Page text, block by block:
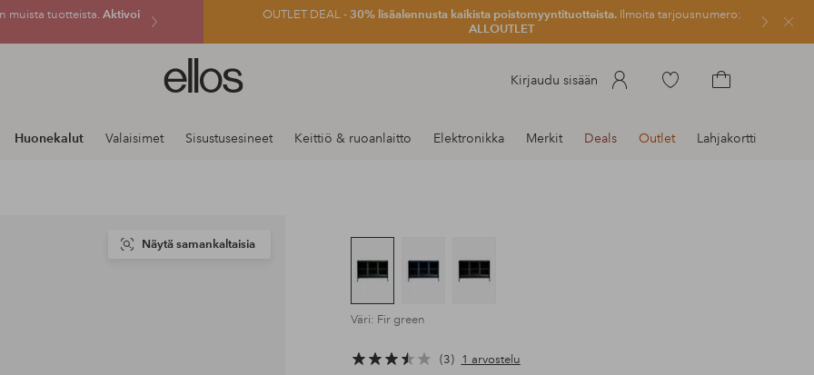
muista tuotteista. Aktivoi
OUTLET DEAL -30% lisäalennusta kaikista poistomyyntituotteista.Ilmoita tarjousnumero:
ALLOUTLET
Sulje
Ellos-
logo
siirry
Kirjaudu sisään
Siirry
Huonekalut Valaisimet Sisustusesineet Keittiö & ruoanlaitto Elektronikka Merkit Deals Outlet Lahjakortti
Näytä samankaltaisia
Väri: Fir green
3 1 arvostelu